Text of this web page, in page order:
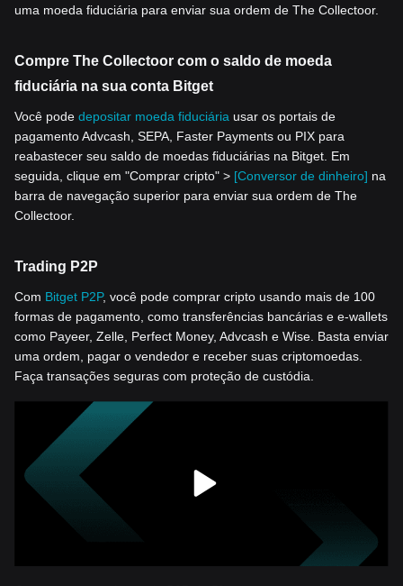
uma moeda fiduciária para enviar sua ordem de The Collectoor.
Compre The Collectoor com o saldo de moeda
fiduciária na sua conta Bitget
Você pode depositar moeda fiduciária usar os portais de
pagamento Advcash, SEPA, Faster Payments ou PIX para
reabastecer seu saldo de moedas fiduciárias na Bitget. Em
seguida, clique em "Comprar cripto" > [Conversor de dinheiro] na
barra de navegação superior para enviar sua ordem de The
Collectoor.
Trading P2P
Com Bitget P2P, você pode comprar cripto usando mais de 100
formas de pagamento, como transferências bancárias e e-wallets
como Payeer, Zelle, Perfect Money, Advcash e Wise. Basta enviar
uma ordem, pagar o vendedor e receber suas criptomoedas.
Faça transações seguras com proteção de custódia.